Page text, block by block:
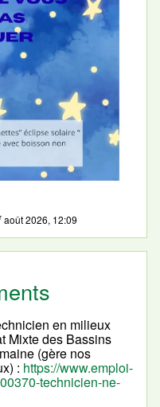
août 2026, 12:09
en milieux
Mixte des Bassins
(gère nos
: https://www.emploi-
technicien-ne-